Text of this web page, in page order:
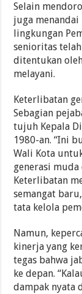
Selain
juga
lingkungan
senioritas
ditentukan
melayani.
Keterlibatan
Sebagian
tujuh Kepala
1980-an. “Ini
Wali Kota
generasi
Keterlibatan
semangat
tata kelola
Namun,
kinerja yang
tegas bahwa
ke depan.
dampak nyata